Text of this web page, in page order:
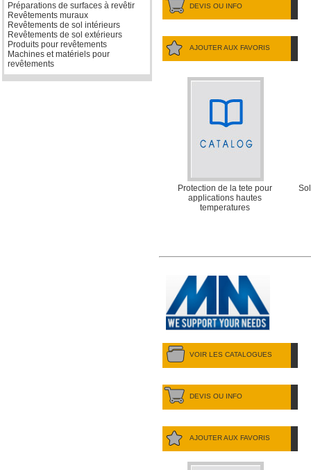
Préparations de surfaces à revêtir
Revêtements muraux
Revêtements de sol intérieurs
Revêtements de sol extérieurs
Produits pour revêtements
Machines et matériels pour
revêtements
DEVIS OU INFO
AJOUTER AUX FAVORIS
Protection de la tete pour
applications hautes
temperatures
VOIR LES CATALOGUES
DEVIS OU INFO
AJOUTER AUX FAVORIS